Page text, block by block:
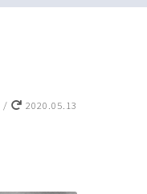
/ 2020.05.13